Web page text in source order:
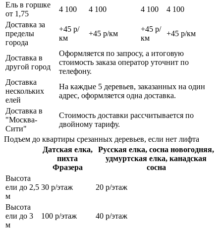
Ель в горшке
от 1,75
4 100 4 100 4 100
4 100
Доставка за
пределы
города
+45 р/
км
+45 р/км
+45 р/
км
+45 р/км
Доставка в
другой город
Оформляется по запросу, а итоговую
стоимость заказа оператор уточнит по
телефону.
Доставка
нескольких
елей
На каждые 5 деревьев, заказанных на один
адрес, оформляется одна доставка.
Доставка в
"Москва-
Сити"
Стоимость доставки рассчитывается по
двойному тарифу.
Подъем до квартиры срезанных деревьев, если нет лифта
Датская елка,
пихта
Фразера
Русская елка, сосна новогодняя,
удмуртская елка, канадская
сосна
Высота
ели до 2,5
м
30 р/этаж 20 р/этаж
Высота
ели до 3
м
100 р/этаж 40 р/этаж